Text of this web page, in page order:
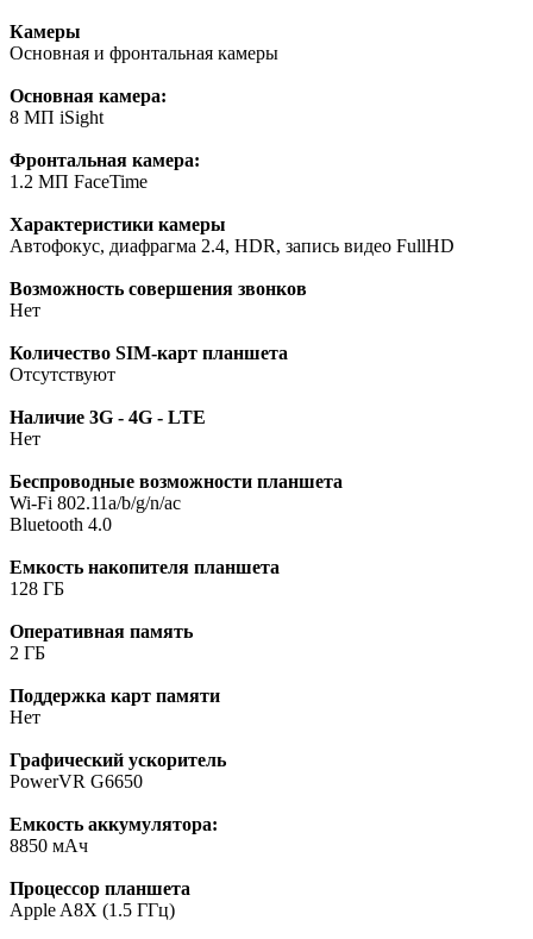
Камеры
Основная и фронтальная камеры
Основная камера:
8 МП iSight
Фронтальная камера:
1.2 МП FaceTime
Характеристики камеры
Автофокус, диафрагма 2.4, HDR, запись видео FullHD
Возможность совершения звонков
Нет
Количество SIM-карт планшета
Отсутствуют
Наличие 3G - 4G - LTE
Нет
Беспроводные возможности планшета
Wi-Fi 802.11a/b/g/n/ac
Bluetooth 4.0
Емкость накопителя планшета
128 ГБ
Оперативная память
2 ГБ
Поддержка карт памяти
Нет
Графический ускоритель
PowerVR G6650
Емкость аккумулятора:
8850 мАч
Процессор планшета
Apple A8X (1.5 ГГц)